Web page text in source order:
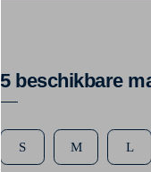
5 beschikbare
S M L